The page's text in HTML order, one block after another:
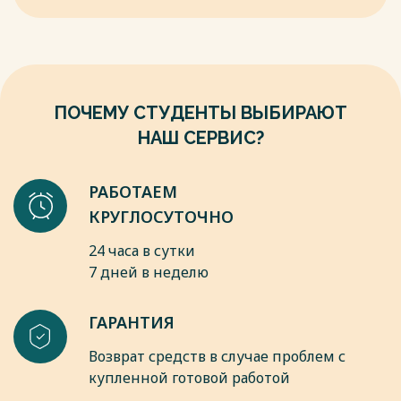
успехом за рубежом, и их использование открывает новые
Выращивание рыбы в УЗВ достаточно перспективно. Это в
рыбоводных замкнутых систем возможно до минимума
сократить потребление чистой воды. Также в условиях
данных установок заметно сокращаются сроки получения
видов рыб, как лососевые, сиговые, осетровые [3].
Весь текст будет доступен
водоснабжения в товарном
Серия рыбное хозяйство. – 2013. – №3. – С. 141-145
Весь текст будет доступенпосле покупки
ПОЧЕМУ СТУДЕНТЫ ВЫБИРАЮТ
НАШ СЕРВИС?
РАБОТАЕМ
КРУГЛОСУТОЧНО
24 часа в сутки
7 дней в неделю
ГАРАНТИЯ
Возврат средств в случае проблем с
купленной готовой работой